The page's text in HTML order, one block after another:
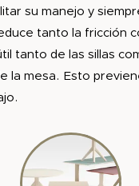
su manejo y
tanto la fricción
tanto de las sillas
la mesa. Esto